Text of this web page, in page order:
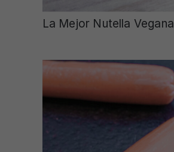
La Mejor Nutella Vegana